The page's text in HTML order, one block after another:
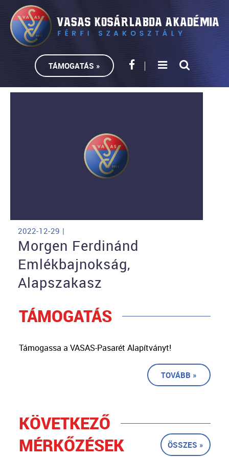
TÁMOGATÁS »
2022-12-29 |
Morgen Ferdinánd
Emlékbajnokság,
Alapszakasz
TÁMOGATÁS
Támogassa a VASAS-Pasarét Alapítványt!
TOVÁBB »
KÖVETKEZŐ
MÉRKŐZÉSEK
ÖSSZES »